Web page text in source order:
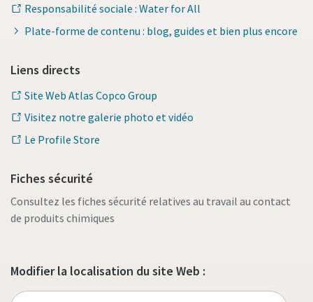
Responsabilité sociale : Water for All
Plate-forme de contenu : blog, guides et bien plus encore
Liens directs
Site Web Atlas Copco Group
Visitez notre galerie photo et vidéo
Le Profile Store
Fiches sécurité
Consultez les fiches sécurité relatives au travail au contact
de produits chimiques
Modifier la localisation du site Web :